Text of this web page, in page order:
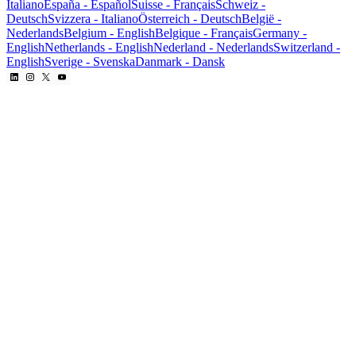
ItalianoEspaña - EspañolSuisse - FrançaisSchweiz -
DeutschSvizzera - ItalianoÖsterreich - DeutschBelgië -
NederlandsBelgium - EnglishBelgique - FrançaisGermany -
EnglishNetherlands - EnglishNederland - NederlandsSwitzerland -
EnglishSverige - SvenskaDanmark - Dansk